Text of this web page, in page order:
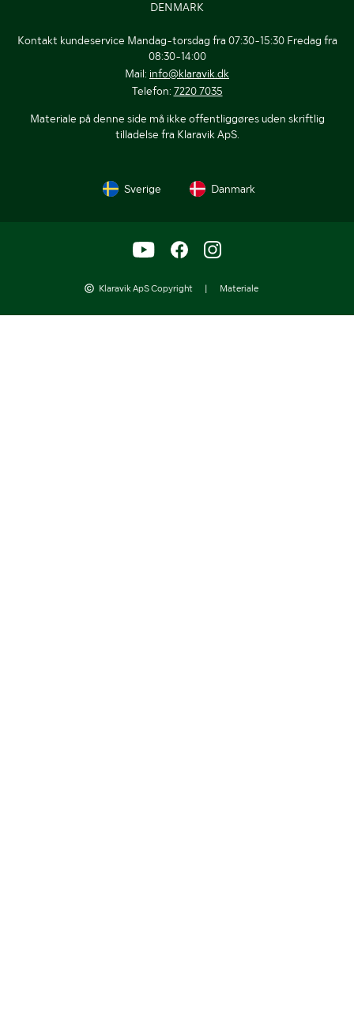
DENMARK
Kontakt kundeservice Mandag-torsdag fra 07:30-15:30 Fredag fra
08:30-14:00
Mail: info@klaravik.dk
Telefon: 7220 7035
Materiale på denne side må ikke offentliggøres uden skriftlig
tilladelse fra Klaravik ApS.
Sverige Danmark
Klaravik ApS Copyright | Materiale